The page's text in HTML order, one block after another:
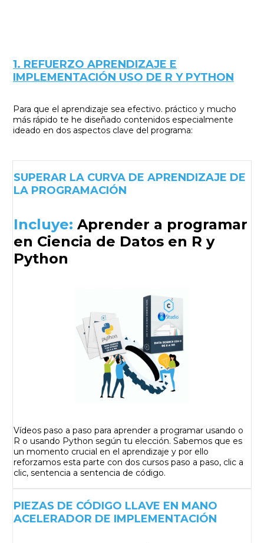
1. REFUERZO APRENDIZAJE E
IMPLEMENTACIÓN USO DE R Y PYTHON
Para que el aprendizaje sea efectivo. práctico y mucho
más rápido te he diseñado contenidos especialmente
ideado en dos aspectos clave del programa:
SUPERAR LA CURVA DE APRENDIZAJE DE
LA PROGRAMACIÓN
Incluye: Aprender a programar
en Ciencia de Datos en R y
Python
Vídeos paso a paso para aprender a programar usando o
R o usando Python según tu elección. Sabemos que es
un momento crucial en el aprendizaje y por ello
reforzamos esta parte con dos cursos paso a paso, clic a
clic, sentencia a sentencia de código.
PIEZAS DE CÓDIGO LLAVE EN MANO
ACELERADOR DE IMPLEMENTACIÓN